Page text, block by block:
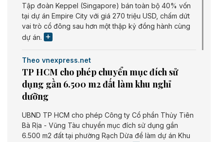
Tập đoàn Keppel (Singapore) bán toàn bộ 40% vốn
tại dự án Empire City với giá 270 triệu USD, chấm dứt
vai trò cổ đông sau hơn một thập kỷ đồng hành cùng
dự án.
Theo vnexpress.net
TP HCM cho phép chuyển mục đích sử
dụng gần 6.500 m2 đất làm khu nghỉ
dưỡng
UBND TP HCM cho phép Công ty Cổ phần Thủy Tiên
Bà Rịa - Vũng Tàu chuyển mục đích sử dụng gần
6.500 m2 đất tại phường Rạch Dừa để làm dự án Khu